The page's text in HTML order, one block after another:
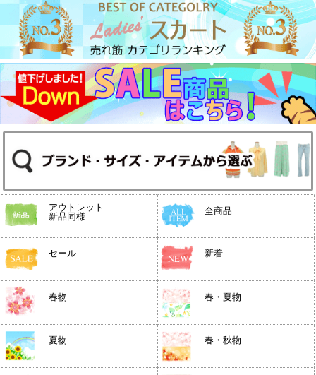
アウトレット
新品同様
全商品
セール 新着
春物 春・夏物
夏物 春・秋物